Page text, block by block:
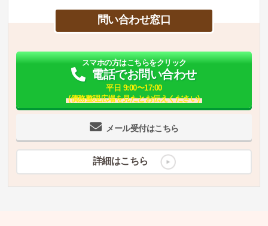
問い合わせ窓口
メール受付はこちら
スマホの方はこちらをクリック
電話でお問い合わせ
平日 9:00〜17:00
(債務整理広場を見たとお伝えください)
詳細はこちら